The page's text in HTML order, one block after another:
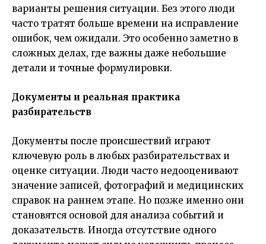
варианты решения ситуации. Без этого люди
часто тратят больше времени на исправление
ошибок, чем ожидали. Это особенно заметно в
сложных делах, где важны даже небольшие
детали и точные формулировки.
Документы и реальная практика
разбирательств
Документы после происшествий играют
ключевую роль в любых разбирательствах и
оценке ситуации. Люди часто недооценивают
значение записей, фотографий и медицинских
справок на раннем этапе. Но позже именно они
становятся основой для анализа событий и
доказательств. Иногда отсутствие одного